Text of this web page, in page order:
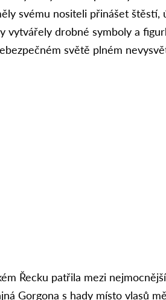
svému nositeli přinášet štěstí,
vytvářely drobné symboly a
světě plném
Řecku patřila mezi
Gorgona s hady místo vlasů